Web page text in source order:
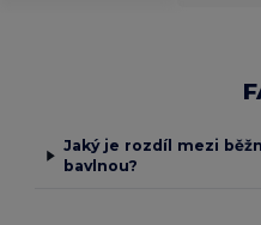
Jaký je rozdíl mezi
bavlnou?